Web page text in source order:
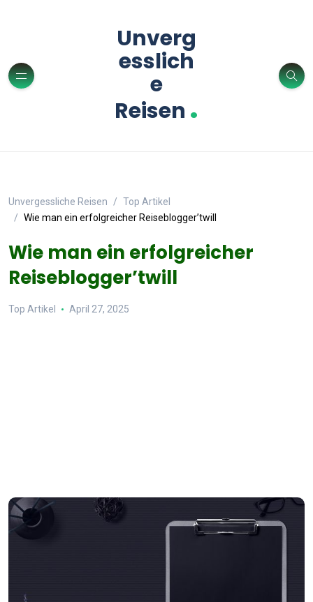
Unverg
esslich
e
Reisen .
Unvergessliche Reisen
Top Artikel
Wie man ein erfolgreicher Reiseblogger’twill
Wie man ein erfolgreicher
Reiseblogger’twill
Top Artikel April 27, 2025